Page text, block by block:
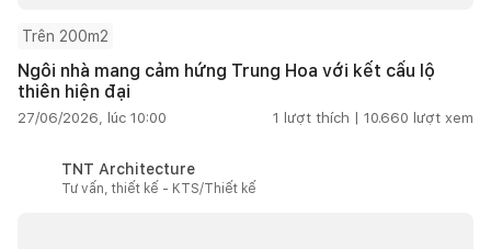
Trên 200m2
Ngôi nhà mang cảm hứng Trung Hoa với kết cấu lộ
thiên hiện đại
27/06/2026, lúc 10:00 1 lượt thích | 10.660 lượt xem
TNT Architecture
Tư vấn, thiết kế - KTS/Thiết kế